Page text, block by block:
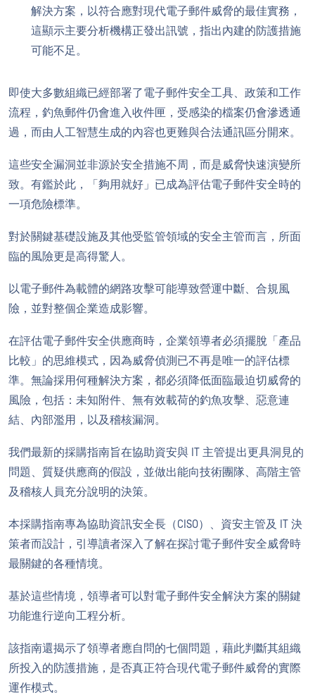
解決方案，以符合應對現代電子郵件威脅的最佳實務，
這顯示主要分析機構正發出訊號，指出內建的防護措施
可能不足。
即使大多數組織已經部署了電子郵件安全工具、政策和工作
流程，釣魚郵件仍會進入收件匣，受感染的檔案仍會滲透通
過，而由人工智慧生成的內容也更難與合法通訊區分開來。
這些安全漏洞並非源於安全措施不周，而是威脅快速演變所
致。有鑑於此，「夠用就好」已成為評估電子郵件安全時的
一項危險標準。
對於關鍵基礎設施及其他受監管領域的安全主管而言，所面
臨的風險更是高得驚人。
以電子郵件為載體的網路攻擊可能導致營運中斷、合規風
險，並對整個企業造成影響。
在評估電子郵件安全供應商時，企業領導者必須擺脫「產品
比較」的思維模式，因為威脅偵測已不再是唯一的評估標
準。無論採用何種解決方案，都必須降低面臨最迫切威脅的
風險，包括：未知附件、無有效載荷的釣魚攻擊、惡意連
結、內部濫用，以及稽核漏洞。
我們最新的採購指南旨在協助資安與 IT 主管提出更具洞見的
問題、質疑供應商的假設，並做出能向技術團隊、高階主管
及稽核人員充分說明的決策。
本採購指南專為協助資訊安全長（CISO）、資安主管及 IT 決
策者而設計，引導讀者深入了解在探討電子郵件安全威脅時
最關鍵的各種情境。
基於這些情境，領導者可以對電子郵件安全解決方案的關鍵
功能進行逆向工程分析。
該指南還揭示了領導者應自問的七個問題，藉此判斷其組織
所投入的防護措施，是否真正符合現代電子郵件威脅的實際
運作模式。